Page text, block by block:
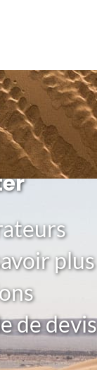
plus
de devis